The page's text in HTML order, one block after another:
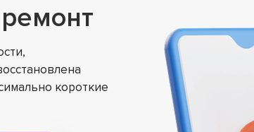
короткие